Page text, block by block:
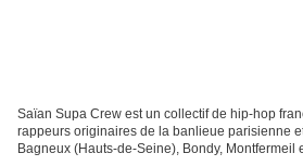
Saïan Supa Crew est un collectif de hip-hop
rappeurs originaires de la banlieue parisienne
Bagneux (Hauts-de-Seine), Bondy, Montfermeil